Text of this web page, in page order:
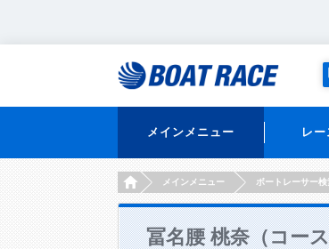
メインメニュー レ
HOMEメインメニュー ボートレーサー検
冨名腰 桃奈（コー